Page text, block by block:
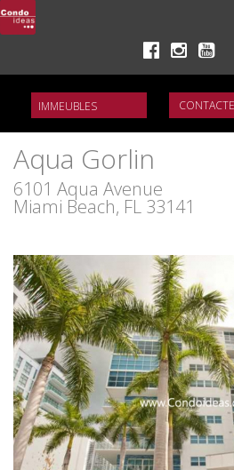
Aqua Gorlin
6101 Aqua Avenue
Miami Beach, FL 33141